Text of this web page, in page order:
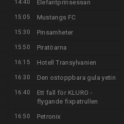
14:40 Elefantprinsessan
15:05 Mustangs FC
15:30 Pinsamheter
15:50 Piratöarna
16:15 Hotell Transylvanien
16:30 Den ostoppbara gula yetin
16:40
Ett fall för KLURO -
flygande fixpatrullen
16:50 Petronix